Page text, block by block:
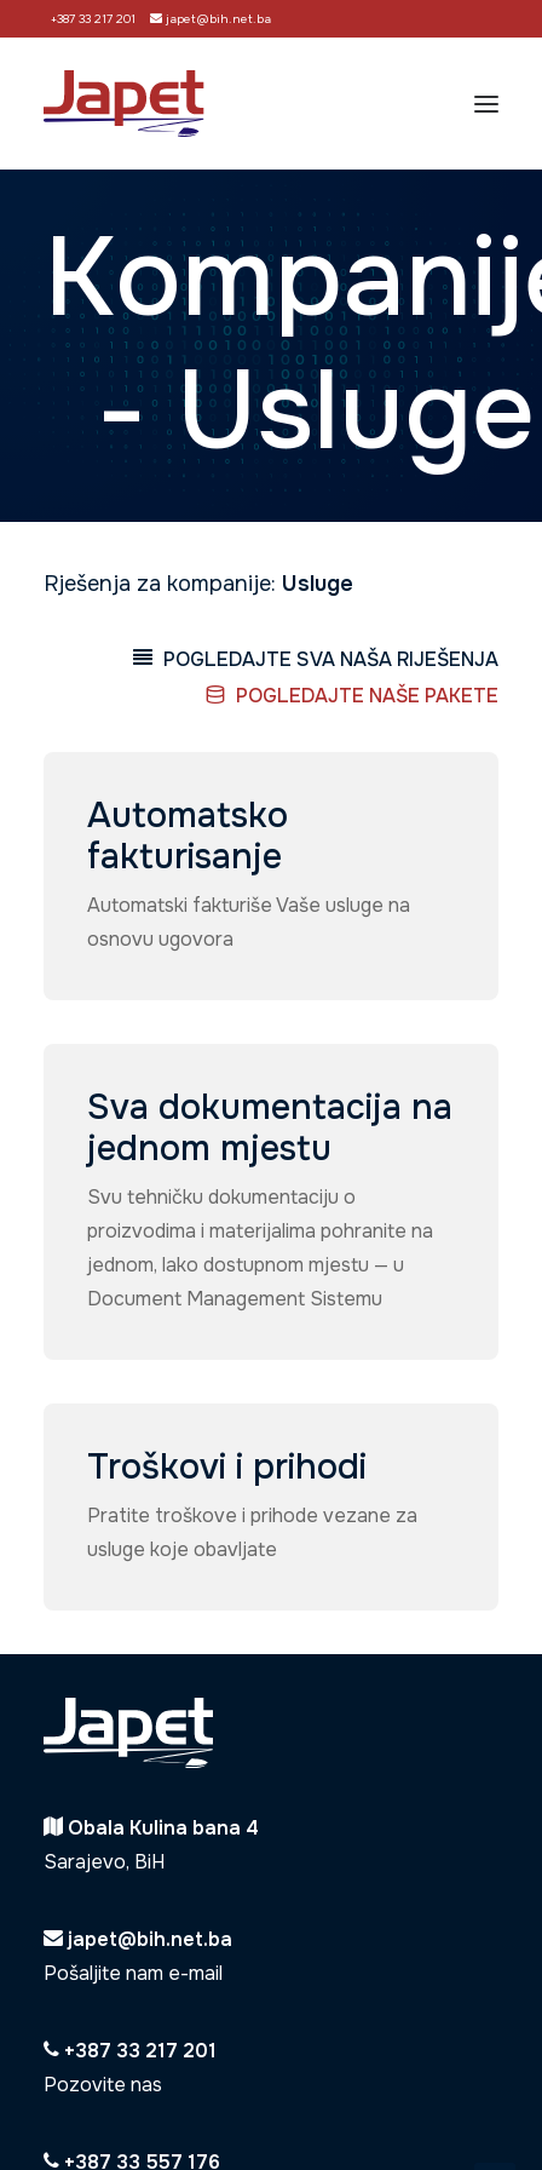
+387 33 217 201 japet@bih.net.ba
Početna
Rješenja (moduli)
Podrška
Način nabavke
Korisnici
Search
- Usluge
Rješenja za kompanije: Usluge
POGLEDAJTE SVA NAŠA RIJEŠENJA
POGLEDAJTE NAŠE PAKETE
Automatsko
fakturisanje
Automatski fakturiše Vaše usluge na
osnovu ugovora
Sva dokumentacija na
jednom mjestu
Svu tehničku dokumentaciju o
proizvodima i materijalima pohranite na
jednom, lako dostupnom mjestu — u
Document Management Sistemu
Troškovi i prihodi
Pratite troškove i prihode vezane za
usluge koje obavljate
Obala Kulina bana 4
Sarajevo, BiH
japet@bih.net.ba
Pošaljite nam e-mail
+387 33 217 201
Pozovite nas
+387 33 557 176